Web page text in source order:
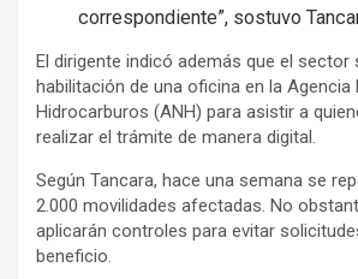
correspondiente”, sostuvo
El dirigente indicó además que el sector
habilitación de una oficina en la Agencia
Hidrocarburos (ANH) para asistir a
realizar el trámite de manera digital.
Según Tancara, hace una semana se
2.000 movilidades afectadas. No
aplicarán controles para evitar
beneficio.